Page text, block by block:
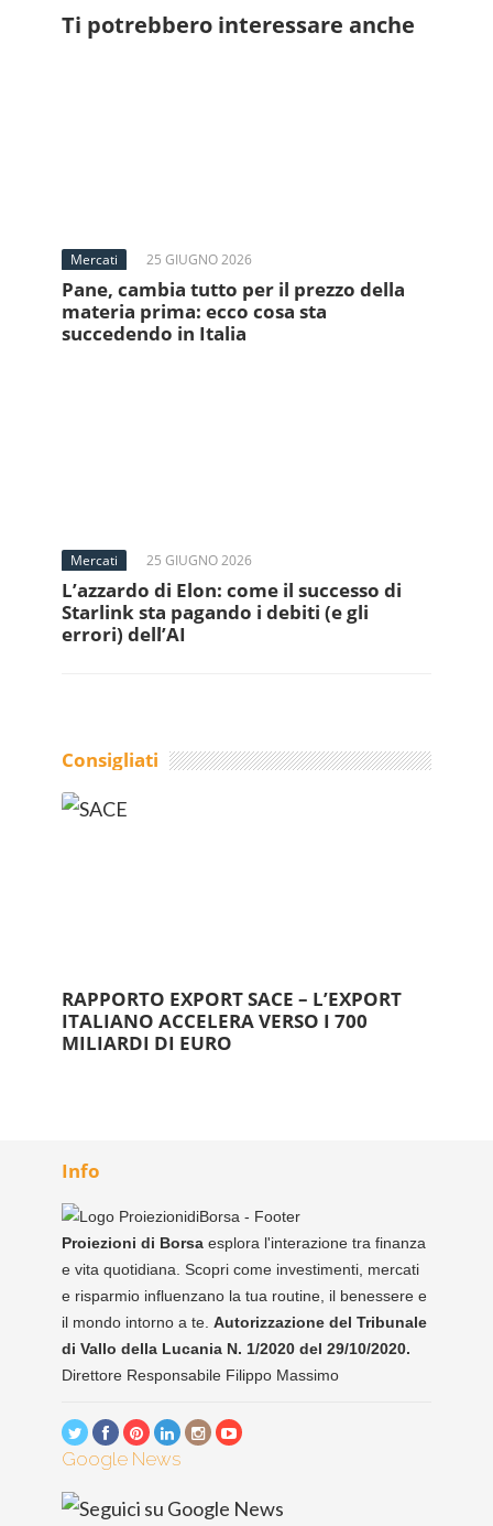
Ti potrebbero interessare anche
Mercati 25 GIUGNO 2026
Pane, cambia tutto per il prezzo della
materia prima: ecco cosa sta
succedendo in Italia
Mercati 25 GIUGNO 2026
L’azzardo di Elon: come il successo di
Starlink sta pagando i debiti (e gli
errori) dell’AI
Consigliati
RAPPORTO EXPORT SACE – L’EXPORT
ITALIANO ACCELERA VERSO I 700
MILIARDI DI EURO
Info
Proiezioni di Borsa esplora l'interazione tra finanza
e vita quotidiana. Scopri come investimenti, mercati
e risparmio influenzano la tua routine, il benessere e
il mondo intorno a te. Autorizzazione del Tribunale
di Vallo della Lucania N. 1/2020 del 29/10/2020.
Direttore Responsabile Filippo Massimo
Google News